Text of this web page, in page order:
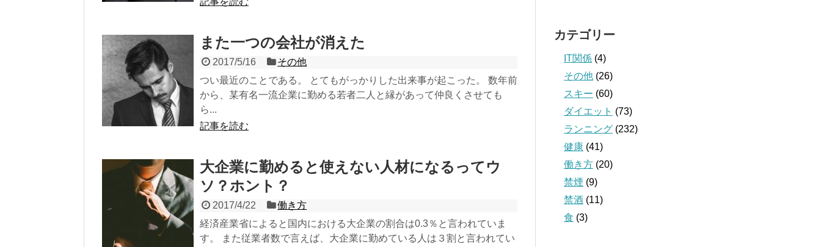
また一つの会社が消えた
2017/5/16
その他
つい最近のことである。 とてもがっかりした出来事が起こった。 数年前
から、某有名一流企業に勤める若者二人と縁があって仲良くさせても
ら...
記事を読む
大企業に勤めると使えない人材になるってウ
ソ？ホント？
2017/4/22
働き方
経済産業省によると国内における大企業の割合は0.3％と言われていま
す。 また従業者数で言えば、大企業に勤めている人は３割と言われてい
カテゴリー
IT関係 (4)
その他 (26)
スキー (60)
ダイエット (73)
ランニング (232)
健康 (41)
働き方 (20)
禁煙 (9)
禁酒 (11)
食 (3)